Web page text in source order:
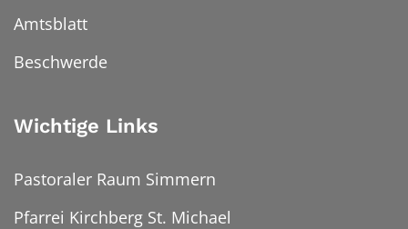
Amtsblatt
Beschwerde
Wichtige Links
Pastoraler Raum Simmern
Pfarrei Kirchberg St. Michael